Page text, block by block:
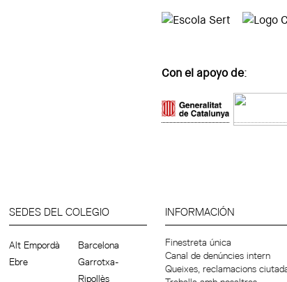
Con el apoyo de:
SEDES DEL COLEGIO
Alt Empordà
Barcelona
Ebre
Garrotxa-
Ripollès
INFORMACIÓN
Finestreta única
Canal de denúncies intern
Queixes, reclamacions